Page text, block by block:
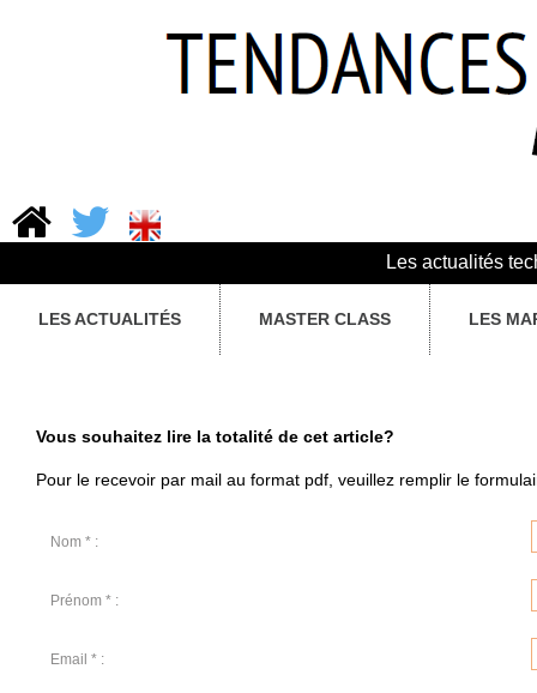
Les actualités
LES ACTUALITÉS MASTER CLASS LES
Vous souhaitez lire la totalité de cet article?
Pour le recevoir par mail au format pdf, veuillez remplir le
Nom * :
Prénom * :
Email * :